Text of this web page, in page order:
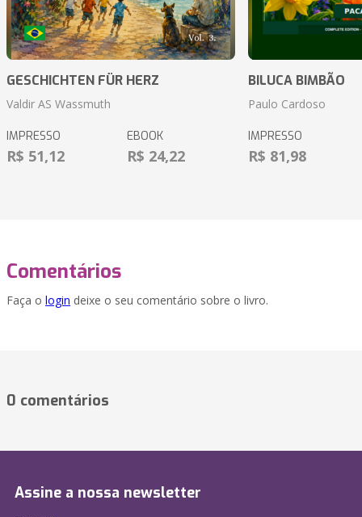
GESCHICHTEN FÜR HERZ
Valdir AS Wassmuth
IMPRESSO
R$ 51,12
EBOOK
R$ 24,22
BILUCA BIMBÃO
Paulo Cardoso
IMPRESSO
R$ 81,98
Comentários
Faça o login deixe o seu comentário sobre o livro.
0 comentários
Assine a nossa newsletter